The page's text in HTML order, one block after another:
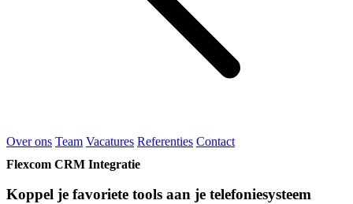
Over ons Team Vacatures Referenties Contact
Flexcom CRM Integratie
Koppel je favoriete tools aan je telefoniesysteem